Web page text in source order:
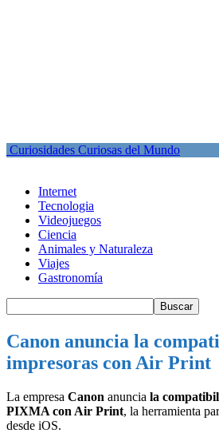
Curiosidades Curiosas del Mundo
Internet
Tecnologia
Videojuegos
Ciencia
Animales y Naturaleza
Viajes
Gastronomía
Canon anuncia la
impresoras con Air Print
La empresa Canon anuncia la
PIXMA con Air Print, la herramienta
desde iOS.